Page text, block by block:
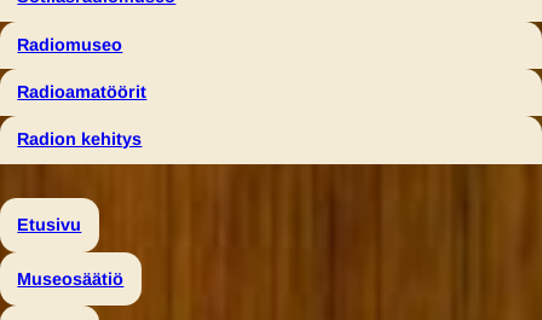
Radiomuseo
Radioamatöörit
Radion kehitys
Etusivu
Museosäätiö